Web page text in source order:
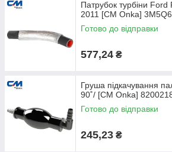
Патрубок турбіни
2011 [СМ Onka]
Готово до відправки
577,24 ₴
Груша підкачування
90˚/ [CM Onka]
Готово до відправки
245,23 ₴